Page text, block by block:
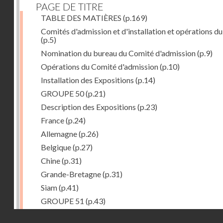
PAGE DE TITRE
TABLE DES MATIÈRES (p.169)
Comités d'admission et d'installation et opérations
(p.5)
Nomination du bureau du Comité d'admission(p.9)
Opérations du Comité d'admission(p.10)
Installation des Expositions (p.14)
GROUPE 50(p.21)
Description des Expositions (p.23)
France(p.24)
Allemagne(p.26)
Belgique(p.27)
Chine(p.31)
Grande-Bretagne(p.31)
Siam(p.41)
GROUPE 51 (p.43)